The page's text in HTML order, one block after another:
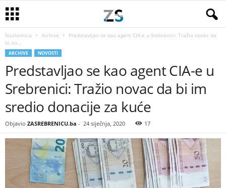
Naslovnica Archive
Predstavljao se kao agent CIA-e u Srebrenici: Tražio novac da
bi im...
ARCHIVE NOVOSTI
Predstavljao se kao agent CIA-e u
Srebrenici: Tražio novac da bi im
sredio donacije za kuće
Objavio ZASREBRENICU.ba - 24 siječnja, 2020 17